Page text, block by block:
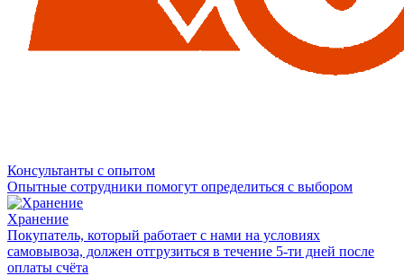
Консультанты с опытом
Опытные сотрудники помогут определиться с выбором
Хранение
Покупатель, который работает с нами на условиях
самовывоза, должен отгрузиться в течение 5-ти дней после
оплаты счёта